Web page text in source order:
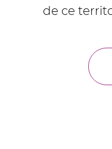
de ce